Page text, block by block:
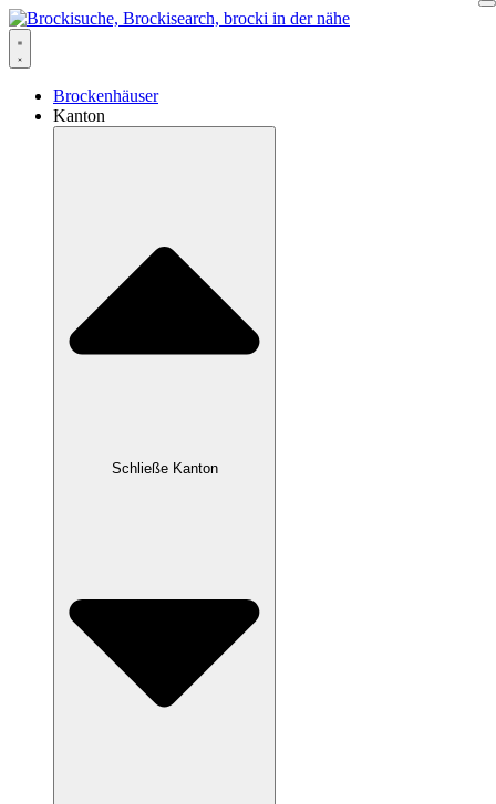
Zum
Inhalt
springen
Brockenhäuser
Kanton
Schließe Kanton